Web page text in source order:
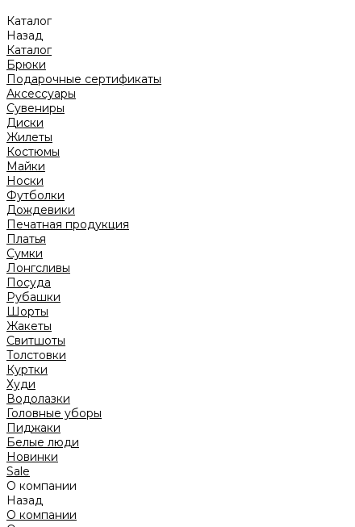
Каталог
Назад
Каталог
Брюки
Подарочные сертификаты
Аксессуары
Сувениры
Диски
Жилеты
Костюмы
Майки
Носки
Футболки
Дождевики
Печатная продукция
Платья
Сумки
Лонгсливы
Посуда
Рубашки
Шорты
Жакеты
Свитшоты
Толстовки
Куртки
Худи
Водолазки
Головные уборы
Пиджаки
Белые люди
Новинки
Sale
О компании
Назад
О компании